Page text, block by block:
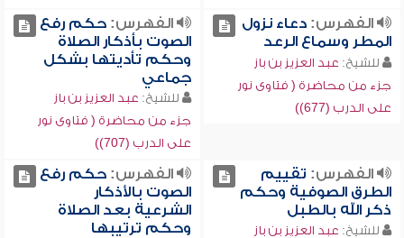
الفهرس:دعاء نزول
المطر وسماع الرعد
للشيخ: عبد العزيز بن باز
جزء من محاضرة ( فتاوى نور
على الدرب (677))
الفهرس:حكم رفع
الصوت بأذكار الصلاة
وحكم تأديتها بشكل
جماعي
للشيخ: عبد العزيز بن باز
جزء من محاضرة ( فتاوى نور
على الدرب (707))
الفهرس: تقييم
الطرق الصوفية وحكم
ذكر الله بالطبل
للشيخ: عبد العزيز بن باز
الفهرس:حكم رفع
الصوت بالأذكار
الشرعية بعد الصلاة
وحكم ترتيبها